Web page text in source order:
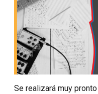
Se realizará muy